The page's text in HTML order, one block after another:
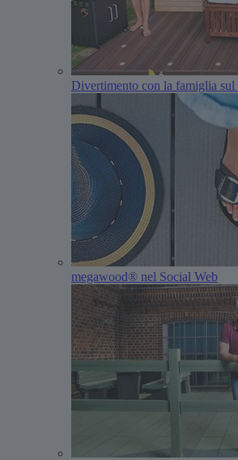
Divertimento con la famiglia
megawood® nel Social Web